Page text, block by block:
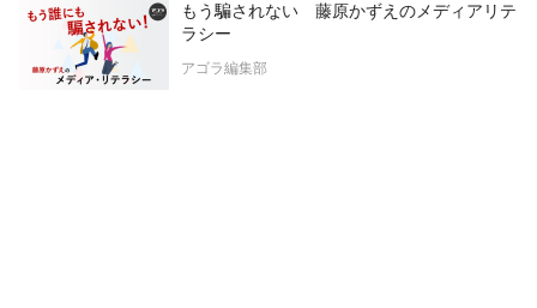
もう騙されない 藤原かずえのメディアリテ
ラシー
アゴラ編集部